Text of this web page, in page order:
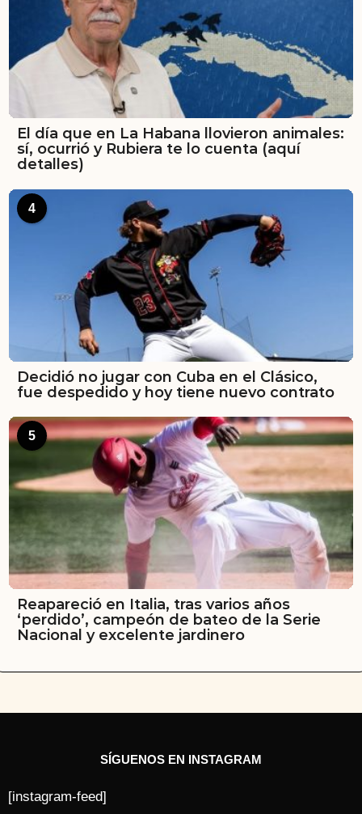
El día que en La Habana llovieron animales:
sí, ocurrió y Rubiera te lo cuenta (aquí
detalles)
4
Decidió no jugar con Cuba en el Clásico,
fue despedido y hoy tiene nuevo contrato
5
Reapareció en Italia, tras varios años
‘perdido’, campeón de bateo de la Serie
Nacional y excelente jardinero
SÍGUENOS EN INSTAGRAM
[instagram-feed]